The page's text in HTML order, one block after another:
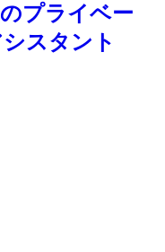
プライベー
スタント